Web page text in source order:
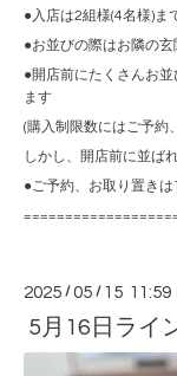
●入店は2組様(4名様)ま
●お並びの際はお隣の
●開店前にたくさんお
ます
(購入制限数にはご予約
しかし、開店前に並ば
●ご予約、お取り置き
2025 /05 / 15 11:59
5月16日ライ